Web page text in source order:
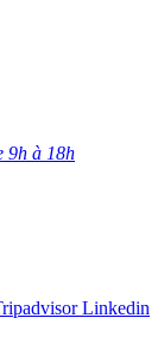
9h à 18h
Linkedin